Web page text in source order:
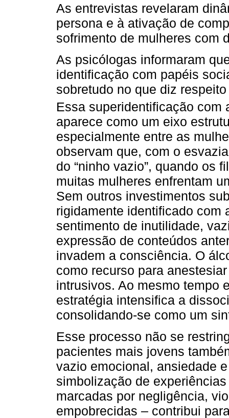
As entrevistas revelaram
persona e à ativação de
sofrimento de mulheres com
As psicólogas informaram
identificação com papéis
sobretudo no que diz
Essa superidentificação com
aparece como um eixo
especialmente entre as
observam que, com o
do “ninho vazio”, quando os
muitas mulheres enfrentam
Sem outros investimentos
rigidamente identificado com
sentimento de inutilidade,
expressão de conteúdos
invadem a consciência. O
como recurso para
intrusivos. Ao mesmo tempo
estratégia intensifica a
consolidando-se como um
Esse processo não se
pacientes mais jovens
vazio emocional, ansiedade
simbolização de
marcadas por negligência,
empobrecidas – contribui